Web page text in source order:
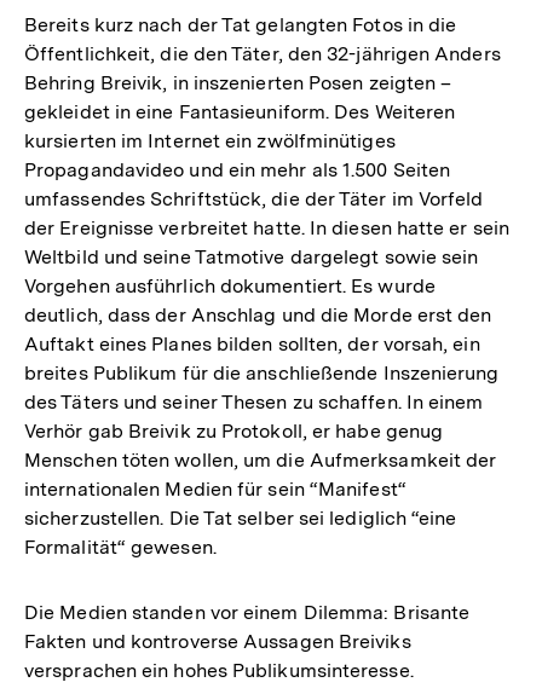
Bereits kurz nach der Tat gelangten Fotos in die
Öffentlichkeit, die den Täter, den 32-jährigen Anders
Behring Breivik, in inszenierten Posen zeigten –
gekleidet in eine Fantasieuniform. Des Weiteren
kursierten im Internet ein zwölfminütiges
Propagandavideo und ein mehr als 1.500 Seiten
umfassendes Schriftstück, die der Täter im Vorfeld
der Ereignisse verbreitet hatte. In diesen hatte er sein
Weltbild und seine Tatmotive dargelegt sowie sein
Vorgehen ausführlich dokumentiert. Es wurde
deutlich, dass der Anschlag und die Morde erst den
Auftakt eines Planes bilden sollten, der vorsah, ein
breites Publikum für die anschließende Inszenierung
des Täters und seiner Thesen zu schaffen. In einem
Verhör gab Breivik zu Protokoll, er habe genug
Menschen töten wollen, um die Aufmerksamkeit der
internationalen Medien für sein “Manifest“
sicherzustellen. Die Tat selber sei lediglich “eine
Formalität“ gewesen.
Die Medien standen vor einem Dilemma: Brisante
Fakten und kontroverse Aussagen Breiviks
versprachen ein hohes Publikumsinteresse.